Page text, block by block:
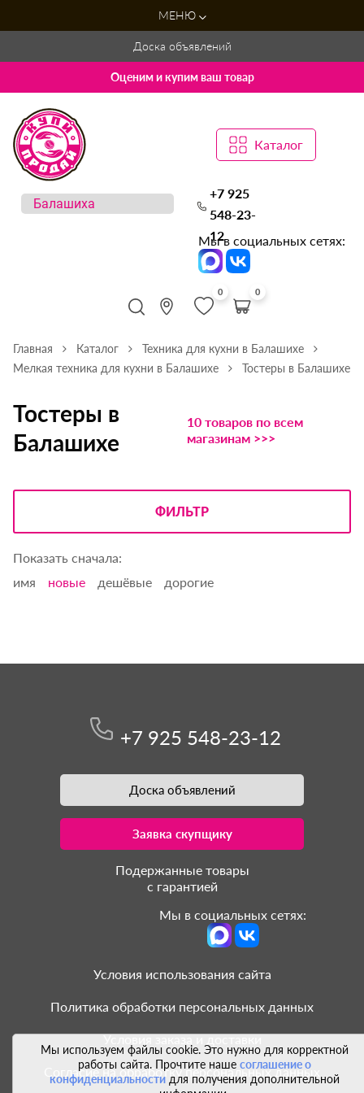
МЕНЮ
Доска объявлений
Оценим и купим ваш товар
Каталог
+7 925
548-23-
12
Мы в социальных сетях:
0 0
Главная Каталог
Техника для кухни в Балашихе
Мелкая техника для кухни в Балашихе
Тостеры в Балашихе
Тостеры в
Балашихе
10 товаров по всем
магазинам >>>
ФИЛЬТР
Показать сначала:
имя
новые дешёвые дорогие
Мы используем файлы cookie. Это нужно для корректной
работы сайта. Прочтите наше соглашение о
конфиденциальностидля получения дополнительной
+7 925 548-23-12
Доска объявлений
Заявка скупщику
Подержанные товары
с гарантией
Мы в социальных сетях:
Условия использования сайта
Политика обработки персональных данных
Условия заказа и доставки
Согласие на обработку персональных данных